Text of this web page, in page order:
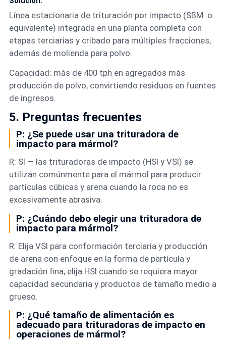
Línea estacionaria de trituración por impacto (SBM o
equivalente) integrada en una planta completa con
etapas terciarias y cribado para múltiples fracciones,
además de molienda para polvo.
Capacidad: más de 400 tph en agregados más
producción de polvo, convirtiendo residuos en fuentes
de ingresos.
5. Preguntas frecuentes
P: ¿Se puede usar una trituradora de
impacto para mármol?
R: Sí — las trituradoras de impacto (HSI y VSI) se
utilizan comúnmente para el mármol para producir
partículas cúbicas y arena cuando la roca no es
excesivamente abrasiva.
P: ¿Cuándo debo elegir una trituradora de
impacto para mármol?
R: Elija VSI para conformación terciaria y producción
de arena con enfoque en la forma de partícula y
gradación fina; elija HSI cuando se requiera mayor
capacidad secundaria y productos de tamaño medio a
grueso.
P: ¿Qué tamaño de alimentación es
adecuado para trituradoras de impacto en
operaciones de mármol?